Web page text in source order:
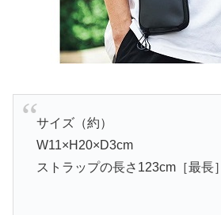
サイズ（約）
W11×H20×D3cm
ストラップの長さ123cm［最長］